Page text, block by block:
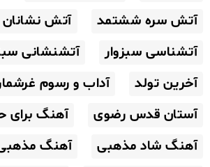
آتش سره ششتمد
آتش نشانان
آتشناسی سبزوار
آتشنشانی
آخرین تولد
آداب و رسوم
آستان قدس رضوی
آهنگ
آهنگ شاد مذهبی
آهنگ